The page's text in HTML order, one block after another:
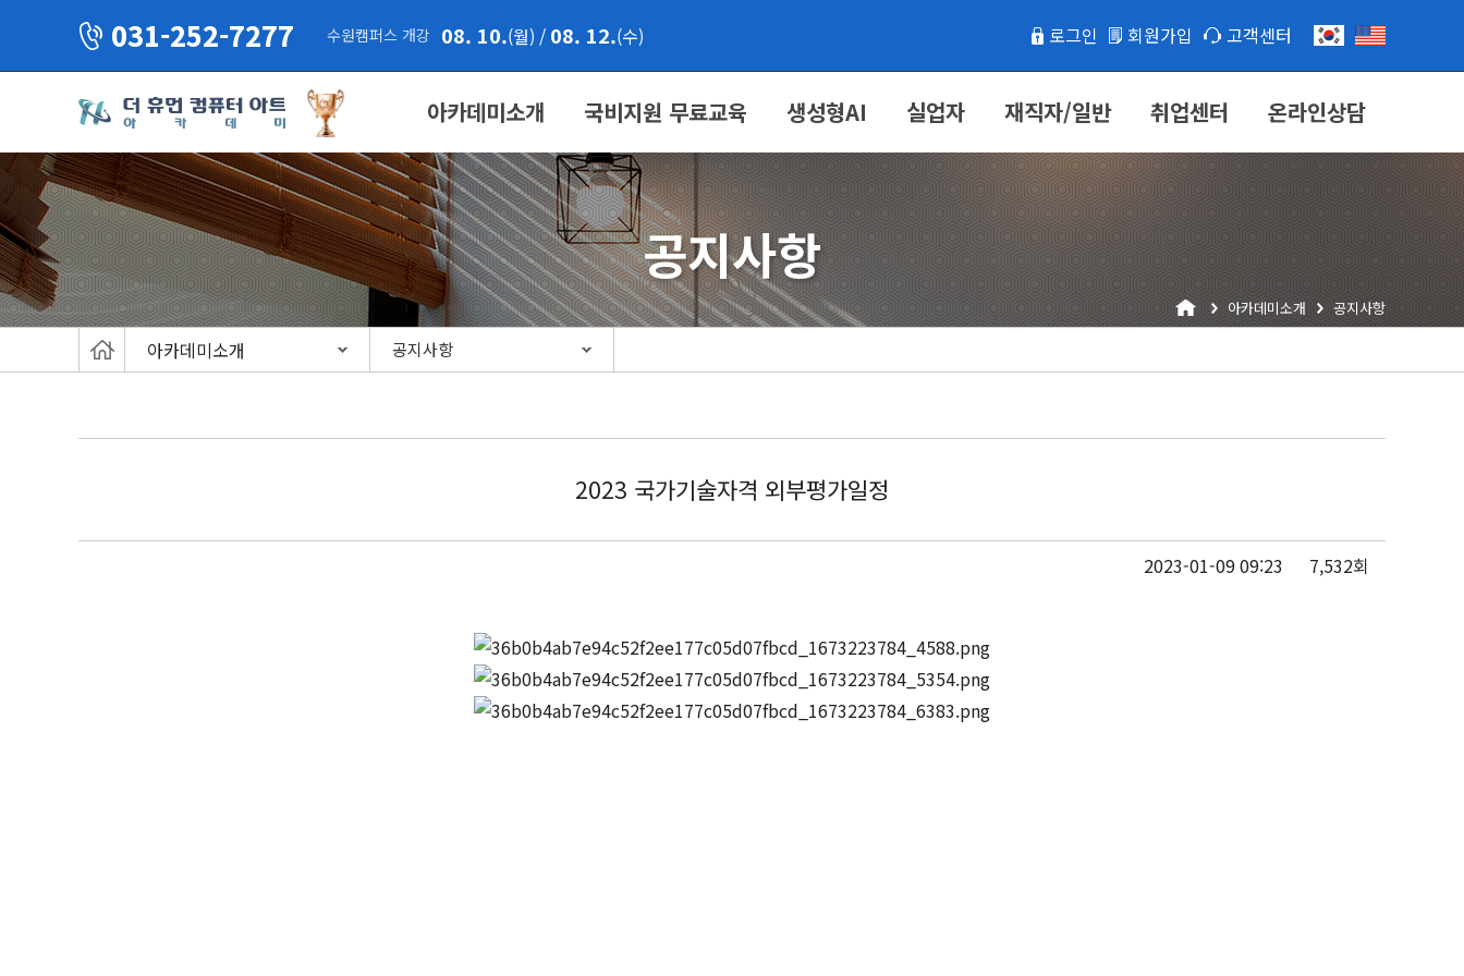
031-252-7277 수원캠퍼스 개강 08. 10.(월) / 08. 12.(수) 로그인 회원가입 고객센터
아카데미소개 국비지원 무료교육 생성형AI 실업자 재직자/일반 취업센터 온라인상담
공지사항
아카데미소개 공지사항
아카데미소개 공지사항
2023 국가기술자격 외부평가일정
2023-01-09 09:23 7,532회